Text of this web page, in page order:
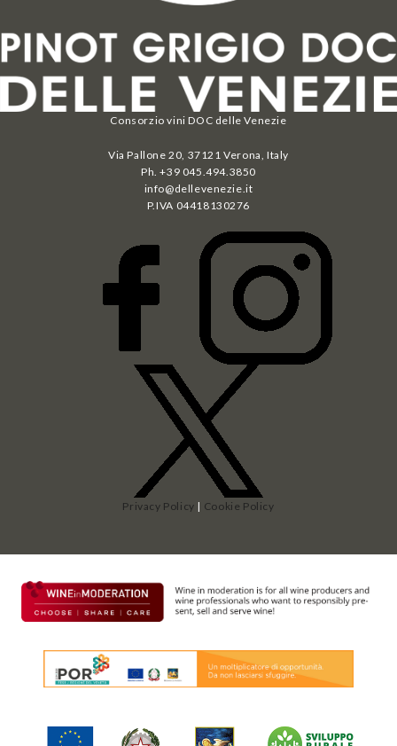
Consorzio vini DOC delle Venezie
Via Pallone 20, 37121 Verona, Italy
Ph. +39 045.494.3850
info@dellevenezie.it
P.IVA 04418130276
Privacy Policy | Cookie Policy